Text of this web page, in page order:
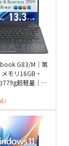
G83/M｜第
モリ16GB・
超軽量｜
）